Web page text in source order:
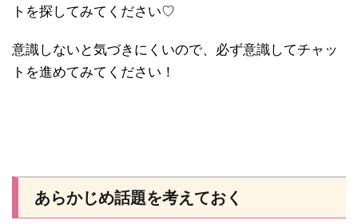
トを探してみてください♡
意識しないと気づきにくいので、必ず意識してチャッ
トを進めてみてください！
あらかじめ話題を考えておく